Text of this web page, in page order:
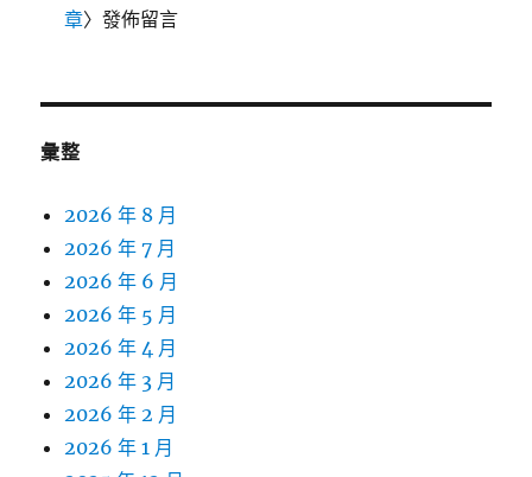
章〉發佈留言
彙整
2026 年 8 月
2026 年 7 月
2026 年 6 月
2026 年 5 月
2026 年 4 月
2026 年 3 月
2026 年 2 月
2026 年 1 月